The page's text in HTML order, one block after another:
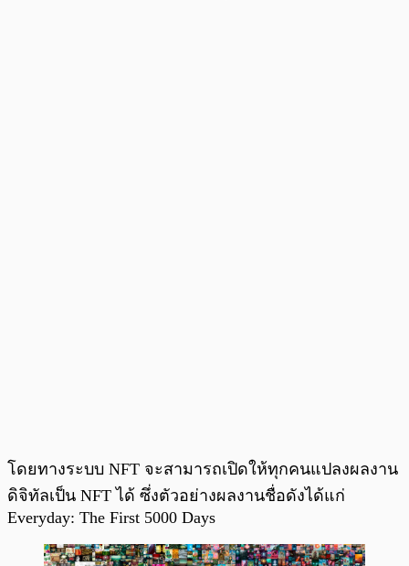
โดยทางระบบ NFT จะสามารถเปิดให้ทุกคนแปลงผลงาน
ดิจิทัลเป็น NFT ได้ ซึ่งตัวอย่างผลงานชื่อดังได้แก่
Everyday: The First 5000 Days